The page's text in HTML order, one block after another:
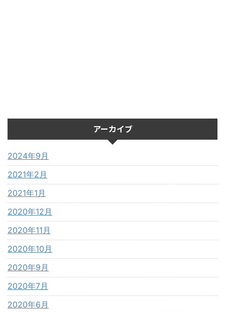
アーカイブ
2024年9月
2021年2月
2021年1月
2020年12月
2020年11月
2020年10月
2020年9月
2020年7月
2020年6月